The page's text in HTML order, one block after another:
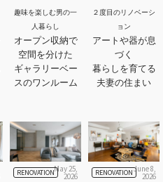
趣味を楽しむ男の一
人暮らし
オープン収納で
空間を分けた
ギャラリーベー
スのワンルーム
２度目のリノベーシ
ョン
アートや器が息
づく
暮らしを育てる
夫妻の住まい
RENOVATIONMay 25,
2026 RENOVATIONJune 8,
2026